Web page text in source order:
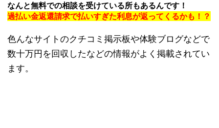
なんと無料での相談を受けている所もあるんです！
過払い金返還請求で払いすぎた利息が返ってくるかも！？
色んなサイトのクチコミ掲示板や体験ブログなどで
数十万円を回収したなどの情報がよく掲載されてい
ます。